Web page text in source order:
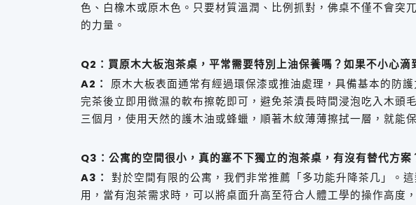
色、白橡木或原木色。只要材質溫潤、比例抓對，佛桌不僅不會突
的力量。
Q2：買原木大板泡茶桌，平常需要特別上油保養嗎？如果不小心滴
A2： 原木大板表面通常有經過環保漆或推油處理，具備基本的防
完茶後立即用微濕的軟布擦乾即可，避免茶漬長時間浸泡吃入木頭
三個月，使用天然的護木油或蜂蠟，順著木紋薄薄擦拭一層，就能
Q3：公寓的空間很小，真的塞不下獨立的泡茶桌，有沒有替代方案
A3： 對於空間有限的公寓，我們非常推薦「多功能升降茶几」。
用，當有泡茶需求時，可以將桌面升高至符合人體工學的操作高度